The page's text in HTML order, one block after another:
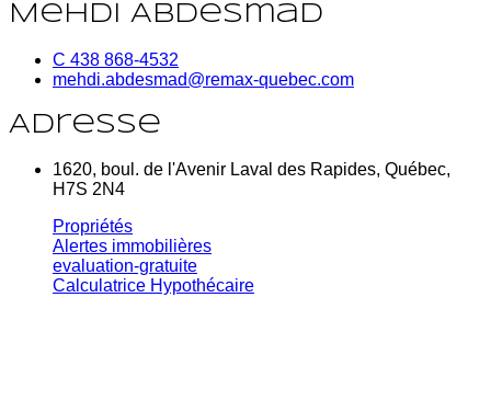
Mehdi Abdesmad
C 438 868-4532
mehdi.abdesmad@remax-quebec.com
Adresse
1620, boul. de l'Avenir Laval des Rapides, Québec,
H7S 2N4
Propriétés
Alertes immobilières
evaluation-gratuite
Calculatrice Hypothécaire